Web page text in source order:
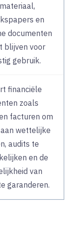
en
documenten
blijven voor
gebruik.
financiële
zoals
facturen om
wettelijke
audits te
en de
van
garanderen.